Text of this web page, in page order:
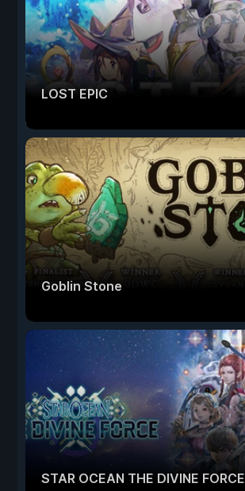
LOST EPIC
Goblin Stone
STAR OCEAN THE DIVINE FORCE